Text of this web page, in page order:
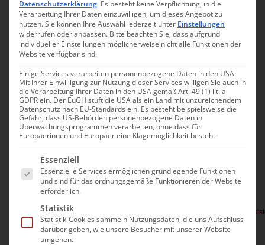
Steuern und
Sozialversicherung für
Geschäftsführer
Veranstaltungen
Such-
Suche
Anstehend
Datum
auswählen.
Okt. 2026
Mi.
14
10:00
Steuern und Sozialversicherung für Geschäftsführer –
184,00€
Datenschutzerklärung. Es besteht keine Verpflichtung, in die
Verarbeitung Ihrer Daten einzuwilligen, um dieses Angebot zu
nutzen.Sie können Ihre Auswahl jederzeit unter Einstellungen
widerrufen oder anpassen. Bitte beachten Sie, dass aufgrund
individueller Einstellungen möglicherweise nicht alle Funktionen der
Website verfügbar sind.
Einige Services verarbeiten personenbezogene Daten in den USA.
Mit Ihrer Einwilligung zur Nutzung dieser Services willigen Sie auch in
die Verarbeitung Ihrer Daten in den USA gemäß Art. 49 (1) lit. a
GDPR ein. Der EuGH stuft die USA als ein Land mit unzureichendem
Datenschutz nach EU-Standards ein. Es besteht beispielsweise die
Gefahr, dass US-Behörden personenbezogene Daten in
Überwachungsprogrammen verarbeiten, ohne dass für
Europäerinnen und Europäer eine Klagemöglichkeit besteht.
Es folgt eine Liste der Service-Gruppen, für die
Essenziell
Essenzielle Services ermöglichen grundlegende Funktionen
und sind für das ordnungsgemäße Funktionieren der Website
erforderlich.
Statistik
Statistik-Cookies sammeln Nutzungsdaten, die uns Aufschluss
darüber geben, wie unsere Besucher mit unserer Website
umgehen.